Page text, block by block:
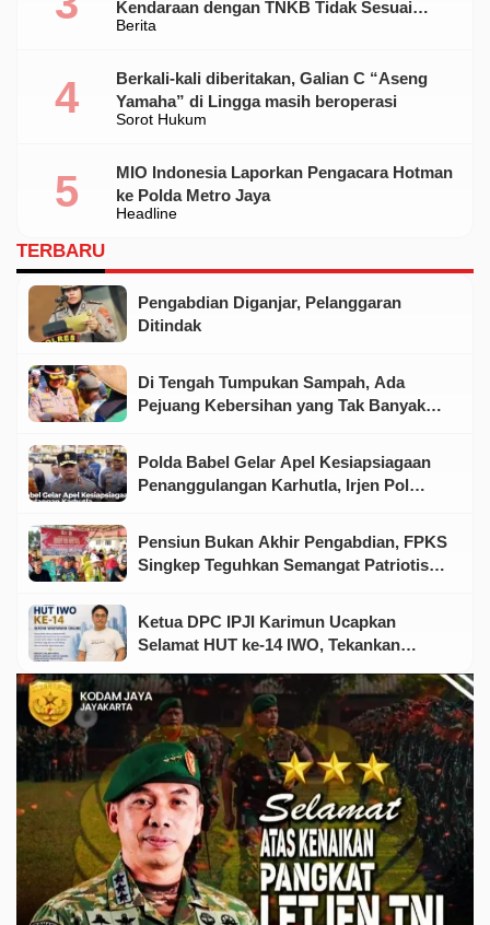
Berita
Kendaraan dengan TNKB Tidak Sesuai
Standar
Sorot Hukum
Berkali-kali diberitakan, Galian C “Aseng
Yamaha” di Lingga masih beroperasi
Headline
MIO Indonesia Laporkan Pengacara Hotman
ke Polda Metro Jaya
TERBARU
Pengabdian Diganjar, Pelanggaran
Ditindak
Di Tengah Tumpukan Sampah, Ada
Pejuang Kebersihan yang Tak Banyak
Polda Babel Gelar Apel Kesiapsiagaan
Penanggulangan Karhutla, Irjen Pol
Pensiun Bukan Akhir Pengabdian, FPKS
Singkep Teguhkan Semangat Patriotisme
Ketua DPC IPJI Karimun Ucapkan
Selamat HUT ke-14 IWO, Tekankan